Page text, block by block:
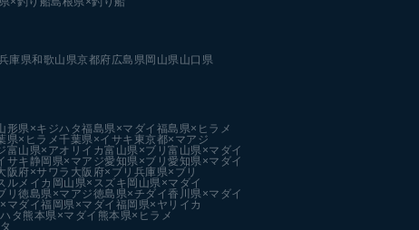
庫県和歌山県京都府広島県岡山県山口県
形県×キジハタ福島県×マダイ 福島県×ヒラメ
県×ヒラメ千葉県×イサキ 東京都×マアジ
富山県×アオリイカ富山県×ブリ 富山県×マダイ
サキ 静岡県×マアジ愛知県×ブリ 愛知県×マダイ
阪府×サワラ 大阪府×ブリ 兵庫県×ブリ
ルメイカ 岡山県×スズキ 岡山県×マダイ
リ 徳島県×マアジ徳島県×チダイ香川県×マダイ
マダイ福岡県×マダイ 福岡県×ヤリイカ
タ 熊本県×マダイ 熊本県×ヒラメ